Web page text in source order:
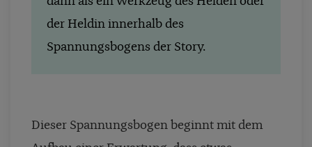
der Heldin innerhalb des
Spannungsbogens der Story.
Dieser Spannungsbogen beginnt mit dem